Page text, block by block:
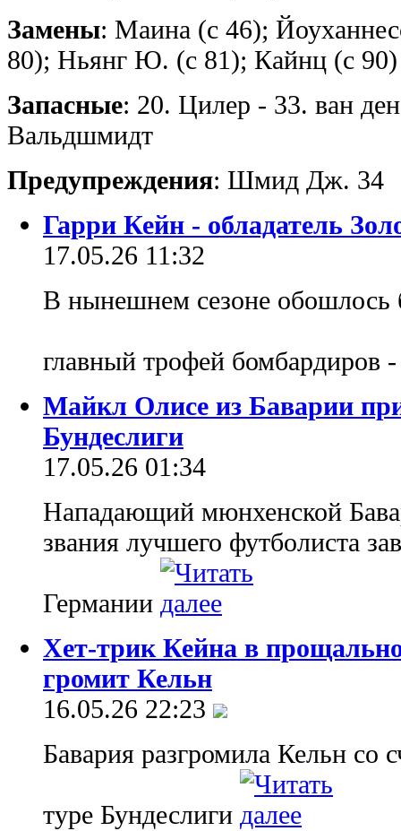
Замены: Маина (с 46);
80); Ньянг Ю. (с 81); Кайнц (с 90)
Запасные: 20. Цилер - 33. ван
Вальдшмидт
Предупреждения: Шмид Дж. 34
Гарри Кейн - обладатель
17.05.26 11:32
В нынешнем сезоне обошлось
главный трофей бомбардиров
Майкл Олисе из Баварии
Бундеслиги
17.05.26 01:34
Нападающий мюнхенской
звания лучшего футболиста
Германии
Хет-трик Кейна в
громит Кельн
16.05.26 22:23
Бавария разгромила Кельн со
туре Бундеслиги